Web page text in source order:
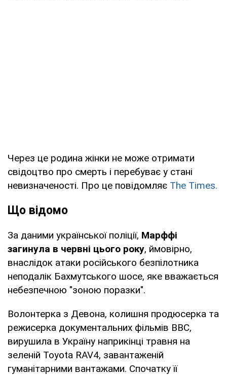
Через це родина жінки не може отримати
свідоцтво про смерть і перебуває у стані
невизначеності. Про це повідомляє The Times.
Що відомо
За даними української поліції, Марффі
загинула в червні цього року, ймовірно,
внаслідок атаки російського безпілотника
неподалік Бахмутського шосе, яке вважається
небезпечною "зоною поразки".
Волонтерка з Девона, колишня продюсерка та
режисерка документальних фільмів BBC,
вирушила в Україну наприкінці травня на
зеленій Toyota RAV4, завантаженій
гуманітарними вантажами. Спочатку її